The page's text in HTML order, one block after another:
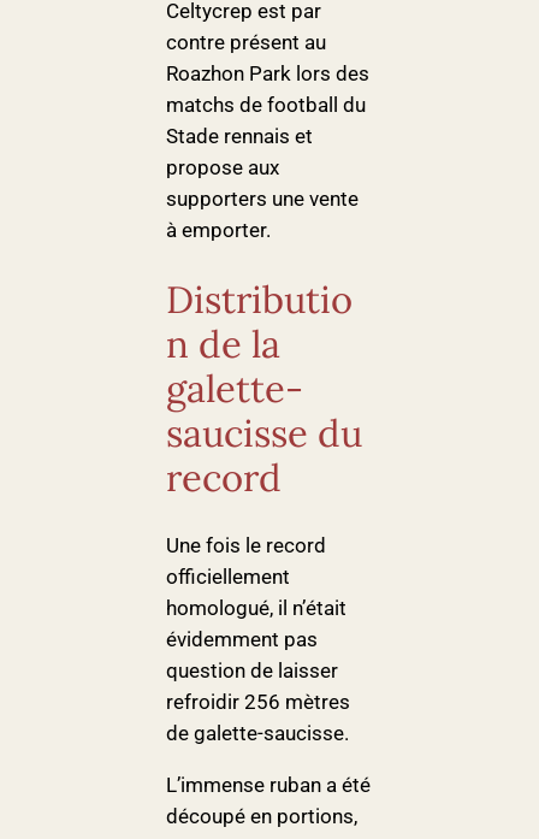
Celtycrep est par
contre présent au
Roazhon Park lors des
matchs de football du
Stade rennais et
propose aux
supporters une vente
à emporter.
Distributio
n de la
galette-
saucisse du
record
Une fois le record
officiellement
homologué, il n’était
évidemment pas
question de laisser
refroidir 256 mètres
de galette-saucisse.
L’immense ruban a été
découpé en portions,